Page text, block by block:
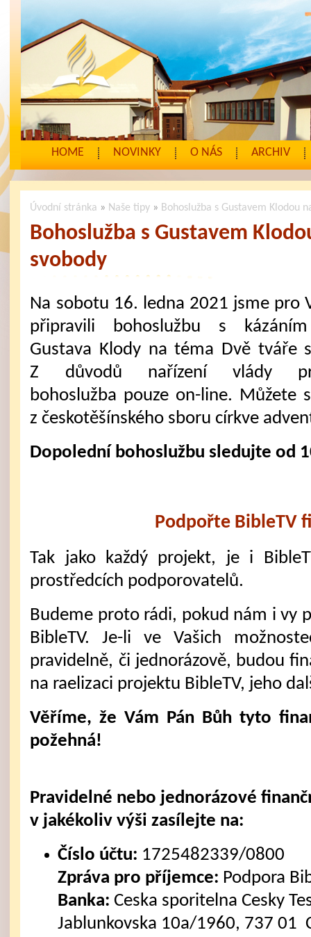
HOME NOVINKY O NÁS ARCHIV
Úvodní stránka » Naše tipy » Bohoslužba s Gustavem Klodou
Bohoslužba s Gustavem
svobody
Na sobotu 16. ledna 2021 jsme pro
připravili bohoslužbu s
Gustava Klody na téma Dvě tváře
Z důvodů nařízení vlády
bohoslužba pouze on-line. Můžete
z českotěšínského sboru církve
Dopolední bohoslužbu sledujte od
Podpořte BibleTV
Tak jako každý projekt, je i
prostředcích podporovatelů.
Budeme proto rádi, pokud nám i vy
BibleTV. Je-li ve Vašich
pravidelně, či jednorázově, budou
na raelizaci projektu BibleTV, jeho
Věříme, že Vám Pán Bůh tyto
požehná!
Pravidelné nebo jednorázové
v jakékoliv výši zasílejte na:
Číslo účtu: 1725482339/0800
Zpráva pro příjemce: Podpora
Banka: Ceska sporitelna Cesky
Jablunkovska 10a/1960, 737 01